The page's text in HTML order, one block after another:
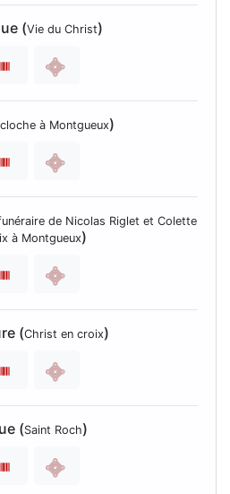
(Vie du Christ)
cloche à Montgueux)
de Nicolas Riglet et Colette
à Montgueux)
(Christ en croix)
(Saint Roch)